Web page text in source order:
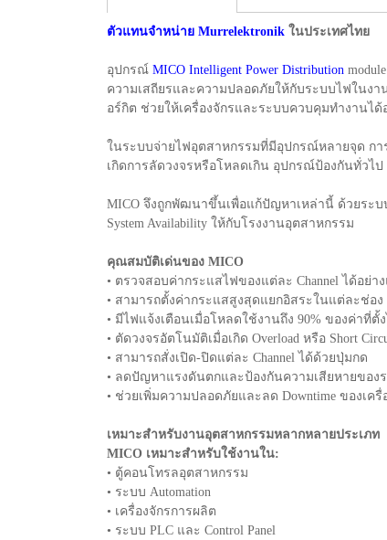
ตัวแทนจำหน่าย Murrelektronik ในประเทศไทย
อุปกรณ์ MICO Intelligent Power Distribution
ความเสถียรและความปลอดภัยให้กับระบบไฟในงา
อร์กิต ช่วยให้เครื่องจักรและระบบควบคุมทำงานไ
ในระบบจ่ายไฟอุตสาหกรรมที่มีอุปกรณ์หลายจุด กา
เกิดการลัดวงจรหรือโหลดเกิน อุปกรณ์ป้องกันทั่วไป
MICO จึงถูกพัฒนาขึ้นเพื่อแก้ปัญหาเหล่านี้ ด้วยระบ
System Availability ให้กับโรงงานอุตสาหกรรม
คุณสมบัติเด่นของ MICO
• ตรวจสอบค่ากระแสไฟของแต่ละ Channel ได้อย่า
• สามารถตั้งค่ากระแสสูงสุดแยกอิสระในแต่ละช่อง
• มีไฟแจ้งเตือนเมื่อโหลดใช้งานถึง 90% ของค่าที่ตั้ง
• ตัดวงจรอัตโนมัติเมื่อเกิด Overload หรือ Short
• สามารถสั่งเปิด-ปิดแต่ละ Channel ได้ด้วยปุ่มกด
• ลดปัญหาแรงดันตกและป้องกันความเสียหายของ
• ช่วยเพิ่มความปลอดภัยและลด Downtime ของเครื่
เหมาะสำหรับงานอุตสาหกรรมหลากหลายประเภท
MICO เหมาะสำหรับใช้งานใน:
• ตู้คอนโทรลอุตสาหกรรม
• ระบบ Automation
• เครื่องจักรการผลิต
• ระบบ PLC และ Control Panel